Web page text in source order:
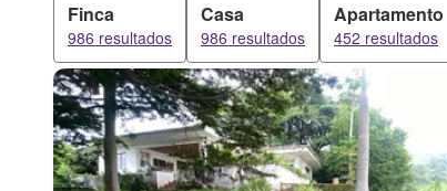
Finca
986 resultados
Casa
986 resultados
Apartamento
452 resultados